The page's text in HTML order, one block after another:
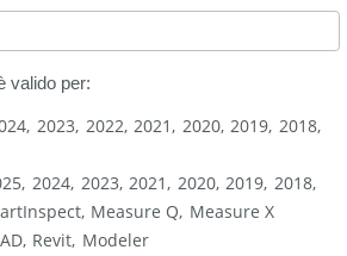
2023 2022 2021 2020 2019 2018
2024 2023 2021 2020 2019 2018
Measure Q Measure X
Revit Modeler